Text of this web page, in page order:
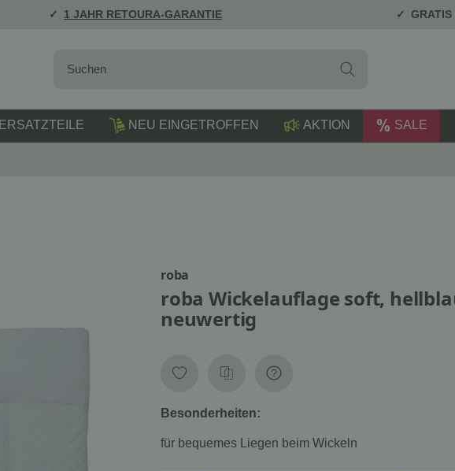
1 JAHR RETOURA-GARANTIE GRATIS
ERSATZTEILE NEU EINGETROFFEN AKTION SALE
roba
roba Wickelauflage soft,
neuwertig
Besonderheiten:
für bequemes Liegen beim Wickeln